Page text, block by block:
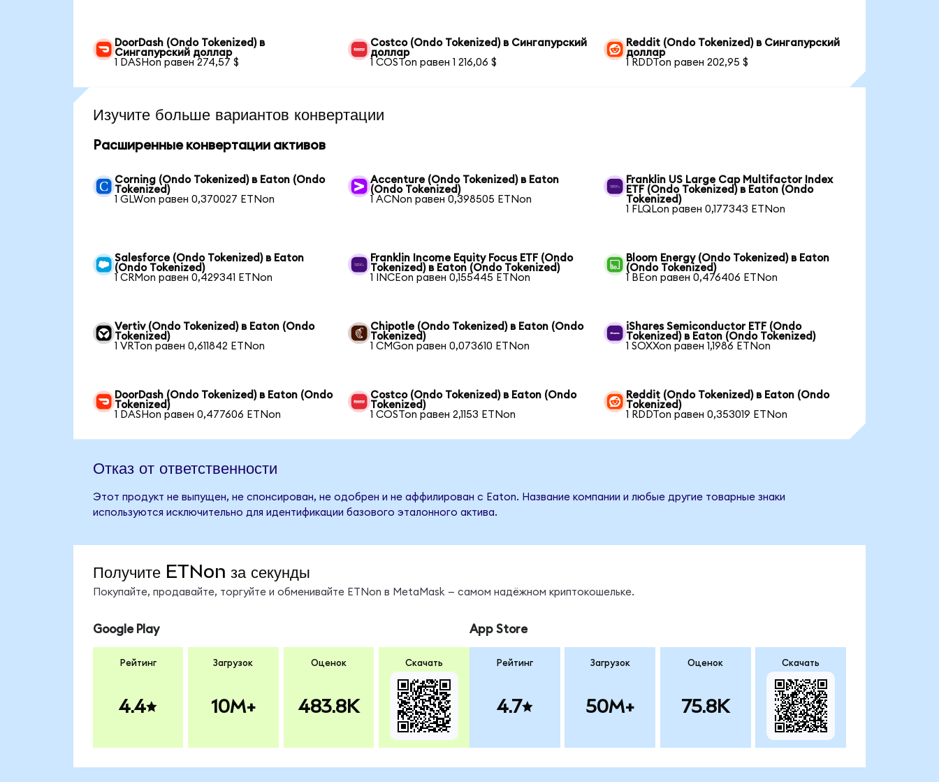
DoorDash (Ondo Tokenized) в
Сингапурский доллар
1 DASHon равен 274,57 $
Costco (Ondo Tokenized) в Сингапурский
доллар
1 COSTon равен 1 216,06 $
Reddit (Ondo Tokenized) в Сингапурский
доллар
1 RDDTon равен 202,95 $
Изучите больше вариантов конвертации
Расширенные конвертации активов
Corning (Ondo Tokenized) в Eaton (Ondo
Tokenized)
1 GLWon равен 0,370027 ETNon
Accenture (Ondo Tokenized) в Eaton
(Ondo Tokenized)
1 ACNon равен 0,398505 ETNon
Franklin US Large Cap Multifactor Index
ETF (Ondo Tokenized) в Eaton (Ondo
Tokenized)
1 FLQLon равен 0,177343 ETNon
Salesforce (Ondo Tokenized) в Eaton
(Ondo Tokenized)
1 CRMon равен 0,429341 ETNon
Franklin Income Equity Focus ETF (Ondo
Tokenized) в Eaton (Ondo Tokenized)
1 INCEon равен 0,155445 ETNon
Bloom Energy (Ondo Tokenized) в Eaton
(Ondo Tokenized)
1 BEon равен 0,476406 ETNon
Vertiv (Ondo Tokenized) в Eaton (Ondo
Tokenized)
1 VRTon равен 0,611842 ETNon
Chipotle (Ondo Tokenized) в Eaton (Ondo
Tokenized)
1 CMGon равен 0,073610 ETNon
iShares Semiconductor ETF (Ondo
Tokenized) в Eaton (Ondo Tokenized)
1 SOXXon равен 1,1986 ETNon
DoorDash (Ondo Tokenized) в Eaton (Ondo
Tokenized)
1 DASHon равен 0,477606 ETNon
Costco (Ondo Tokenized) в Eaton (Ondo
Tokenized)
1 COSTon равен 2,1153 ETNon
Reddit (Ondo Tokenized) в Eaton (Ondo
Tokenized)
1 RDDTon равен 0,353019 ETNon
Отказ от ответственности
Этот продукт не выпущен, не спонсирован, не одобрен и не аффилирован с Eaton. Название компании и любые другие товарные знаки
используются исключительно для идентификации базового эталонного актива.
Получите ETNon за секунды
Покупайте, продавайте, торгуйте и обменивайте ETNon в MetaMask — самом надёжном криптокошельке.
Google Play
Рейтинг
4.4
Загрузок
10M+
Оценок
483.8K
Скачать
App Store
Рейтинг
4.7
Загрузок
50M+
Оценок
75.8K
Скачать